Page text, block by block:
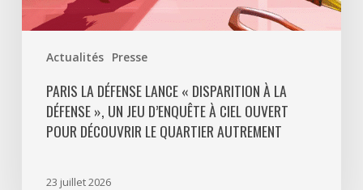
Actualités Presse
à
ciel
découvrir
quartier
PARIS LA DÉFENSE LANCE « DISPARITION À LA
DÉFENSE », UN JEU D’ENQUÊTE À CIEL OUVERT
POUR DÉCOUVRIR LE QUARTIER AUTREMENT
23 juillet 2026